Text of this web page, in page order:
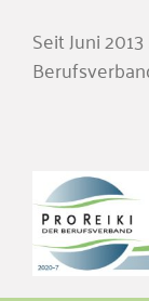
Seit Juni